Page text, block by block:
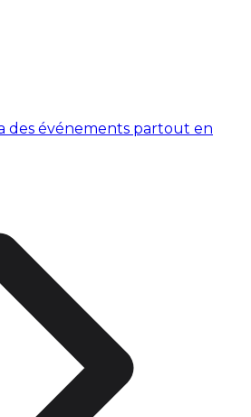
des événements partout en